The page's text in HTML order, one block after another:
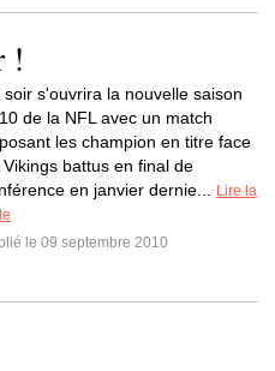
!
soir s'ouvrira la nouvelle saison
de la NFL avec un match
les champion en titre face
Vikings battus en final de
en janvier dernie...
Lire la
le 09 septembre 2010